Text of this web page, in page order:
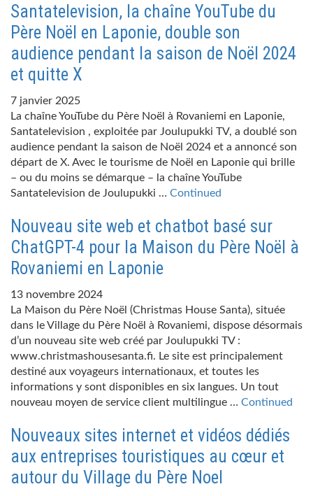
Santatelevision, la chaîne YouTube du
Père Noël en Laponie, double son
audience pendant la saison de Noël 2024
et quitte X
7 janvier 2025
La chaîne YouTube du Père Noël à Rovaniemi en Laponie,
Santatelevision , exploitée par Joulupukki TV, a doublé son
audience pendant la saison de Noël 2024 et a annoncé son
départ de X. Avec le tourisme de Noël en Laponie qui brille
– ou du moins se démarque – la chaîne YouTube
Santatelevision de Joulupukki … Continued
Nouveau site web et chatbot basé sur
ChatGPT-4 pour la Maison du Père Noël à
Rovaniemi en Laponie
13 novembre 2024
La Maison du Père Noël (Christmas House Santa), située
dans le Village du Père Noël à Rovaniemi, dispose désormais
d’un nouveau site web créé par Joulupukki TV :
www.christmashousesanta.fi. Le site est principalement
destiné aux voyageurs internationaux, et toutes les
informations y sont disponibles en six langues. Un tout
nouveau moyen de service client multilingue … Continued
Nouveaux sites internet et vidéos dédiés
aux entreprises touristiques au cœur et
autour du Village du Père Noel